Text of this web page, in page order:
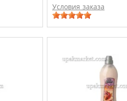
Условия заказа